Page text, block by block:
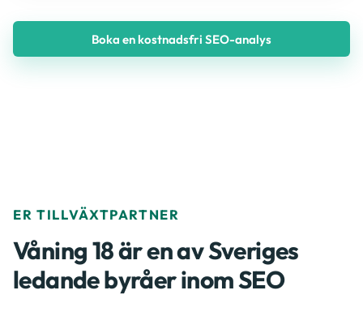
Boka en kostnadsfri SEO-analys
ER TILLVÄXTPARTNER
Våning 18 är en av Sveriges
ledande byråer inom SEO